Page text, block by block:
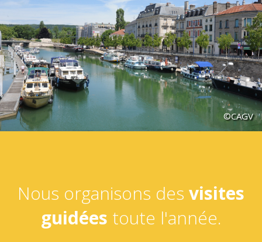
©CAGV
Nous organisons des visites
guidées toute l'année.